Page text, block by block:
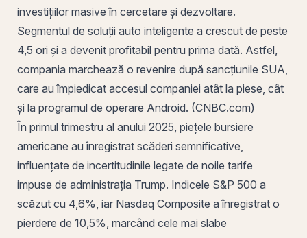
investițiilor masive în cercetare și dezvoltare.
Segmentul de soluții auto inteligente a crescut de peste
4,5 ori și a devenit profitabil pentru prima dată. Astfel,
compania marchează o revenire după sancțiunile SUA,
care au împiedicat accesul companiei atât la piese, cât
și la programul de operare Android. (CNBC.com)
​În primul trimestru al anului 2025, piețele bursiere
americane au înregistrat scăderi semnificative,
influențate de incertitudinile legate de noile tarife
impuse de administrația Trump. Indicele S&P 500 a
scăzut cu 4,6%, iar Nasdaq Composite a înregistrat o
pierdere de 10,5%, marcând cele mai slabe